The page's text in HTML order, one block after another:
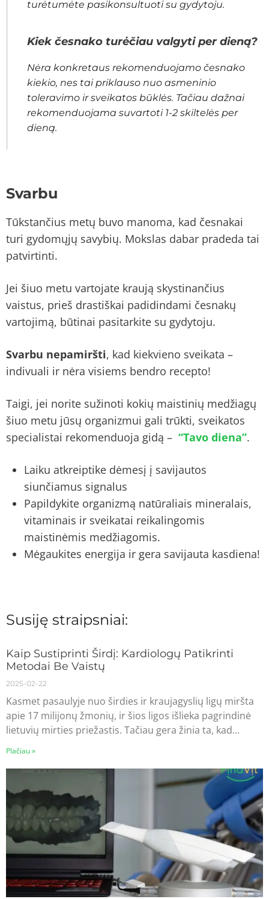
turėtumėte pasikonsultuoti su gydytoju.
Kiek česnako turėčiau valgyti per dieną?
Nėra konkretaus rekomenduojamo česnako
kiekio, nes tai priklauso nuo asmeninio
toleravimo ir sveikatos būklės. Tačiau dažnai
rekomenduojama suvartoti 1-2 skiltelės per
dieną.
Svarbu
Tūkstančius metų buvo manoma, kad česnakai
turi gydomųjų savybių. Mokslas dabar pradeda tai
patvirtinti.
Jei šiuo metu vartojate kraują skystinančius
vaistus, prieš drastiškai padidindami česnakų
vartojimą, būtinai pasitarkite su gydytoju.
Svarbu nepamiršti, kad kiekvieno sveikata –
indivuali ir nėra visiems bendro recepto!
Taigi, jei norite sužinoti kokių maistinių medžiagų
šiuo metu jūsų organizmui gali trūkti, sveikatos
specialistai rekomenduoja gidą – “Tavo diena”.
Laiku atkreiptike dėmesį į savijautos
siunčiamus signalus
Papildykite organizmą natūraliais mineralais,
vitaminais ir sveikatai reikalingomis
maistinėmis medžiagomis.
Mėgaukites energija ir gera savijauta kasdiena!
Susiję straipsniai:
Kaip Sustiprinti Širdį: Kardiologų Patikrinti
Metodai Be Vaistų
2025-02-22
Kasmet pasaulyje nuo širdies ir kraujagyslių ligų miršta
apie 17 milijonų žmonių, ir šios ligos išlieka pagrindinė
lietuvių mirties priežastis. Tačiau gera žinia ta, kad…
Plačiau »